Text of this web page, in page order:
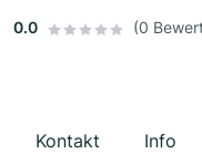
0.0 (0
Kontakt Info